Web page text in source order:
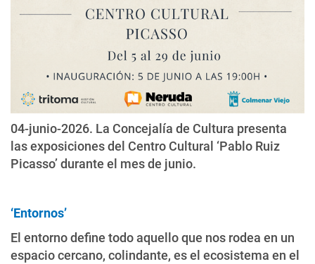
04-junio-2026. La Concejalía de Cultura presenta
las exposiciones del Centro Cultural ‘Pablo Ruiz
Picasso’ durante el mes de junio.
‘Entornos’
El entorno define todo aquello que nos rodea en un
espacio cercano, colindante, es el ecosistema en el